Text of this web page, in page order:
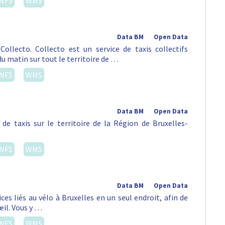
Open Data
Data BM
Collecto est un service de taxis collectifs
matin sur tout le territoire de …
WMS
Open Data
Data BM
taxis sur le territoire de la Région de Bruxelles-
WMS
Open Data
Data BM
liés au vélo à Bruxelles en un seul endroit, afin de
Vous y …